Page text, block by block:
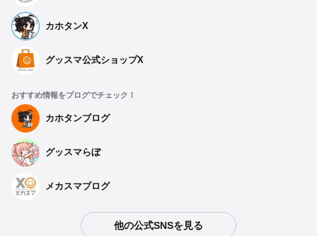
カホタンX
グッスマ公式ショップX
おすすめ情報をブログでチェック！
カホタンブログ
グッスマらぼ
メカスマブログ
他の公式SNSを見る